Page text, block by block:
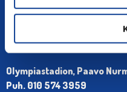
YHTEYSTIEDOT
Olympiastadion, Paavo
Puh. 010 574 3959